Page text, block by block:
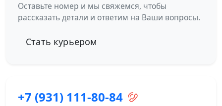
Оставьте номер и мы свяжемся, чтобы
рассказать детали и ответим на Ваши вопросы.
Стать курьером
+7 (931) 111-80-84